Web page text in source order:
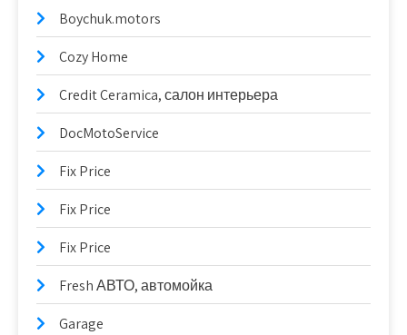
Boychuk.motors
Cozy Home
Credit Ceramica, салон интерьера
DocMotoService
Fix Price
Fix Price
Fix Price
Fresh АВТО, автомойка
Garage